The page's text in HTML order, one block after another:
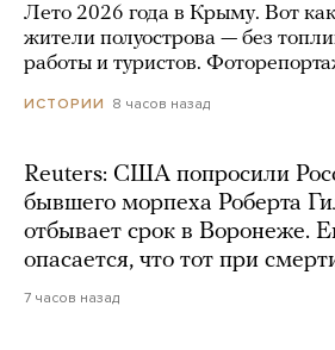
Лето 2026 года в Крыму. Вот
жители полуострова — без
работы и туристов.
ИСТОРИИ 8 часов назад
Reuters: США попросили
бывшего морпеха Роберта
отбывает срок в Воронеже.
опасается, что тот при
7 часов назад